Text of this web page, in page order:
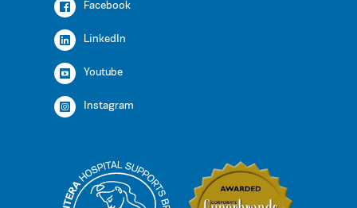
Facebook
LinkedIn
Youtube
Instagram